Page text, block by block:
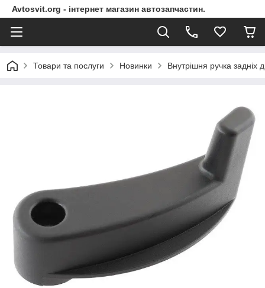
Avtosvit.org - інтернет магазин автозапчастин.
Товари та послуги Новинки Внутрішня ручка